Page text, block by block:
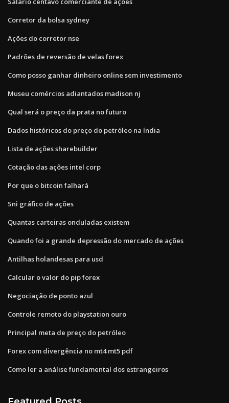
Corretor da bolsa sydney
Ações do corretor nse
Padrões de reversão de velas forex
Como posso ganhar dinheiro online sem investimento
Museu comércios adiantados madison nj
Qual será o preço da prata no futuro
Dados históricos do preço do petróleo na índia
Lista de ações sharebuilder
Cotação das ações intel corp
Por que o bitcoin falhará
Sni gráfico de ações
Quantas carteiras onduladas existem
Quando foi a grande depressão do mercado de ações
Antilhas holandesas para usd
Calcular o valor do pip forex
Negociação de ponto azul
Controle remoto do playstation ouro
Principal meta de preço do petróleo
Forex com divergência no mt4 mt5 pdf
Como ler a análise fundamental dos estrangeiros